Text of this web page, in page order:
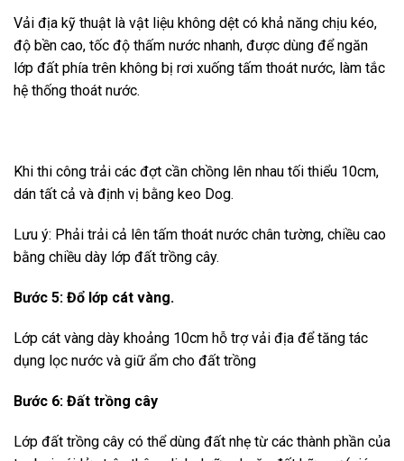
Vải địa kỹ thuật là vật liệu không dệt có khả năng chịu kéo,
độ bền cao, tốc độ thấm nước nhanh, được dùng để ngăn
lớp đất phía trên không bị rơi xuống tấm thoát nước, làm tắc
hệ thống thoát nước.
Khi thi công trải các đợt cần chồng lên nhau tối thiểu 10cm,
dán tất cả và định vị bằng keo Dog.
Lưu ý: Phải trải cả lên tấm thoát nước chân tường, chiều cao
bằng chiều dày lớp đất trồng cây.
Bước 5: Đổ lớp cát vàng.
Lớp cát vàng dày khoảng 10cm hỗ trợ vải địa để tăng tác
dụng lọc nước và giữ ẩm cho đất trồng
Bước 6: Đất trồng cây
Lớp đất trồng cây có thể dùng đất nhẹ từ các thành phần của